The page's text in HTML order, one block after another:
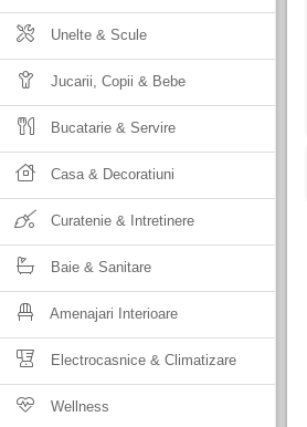
Unelte & Scule
Jucarii, Copii & Bebe
Bucatarie & Servire
Casa & Decoratiuni
Curatenie & Intretinere
Baie & Sanitare
Amenajari Interioare
Electrocasnice & Climatizare
Wellness